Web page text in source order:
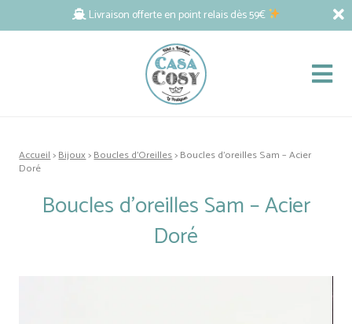
Livraison offerte en point relais dès 59€
Accueil>Bijoux>Boucles d'Oreilles> Boucles d’oreilles Sam – Acier
Doré
Boucles d’oreilles Sam – Acier
Doré